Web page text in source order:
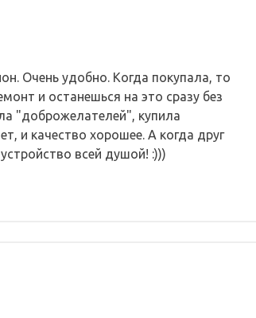
Очень удобно. Когда покупала, то
и останешься на это сразу без
"доброжелателей", купила
и качество хорошее. А когда друг
всей душой! :)))